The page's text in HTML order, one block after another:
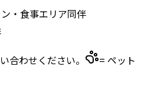
・食事エリア同伴
合わせください。
= ペット